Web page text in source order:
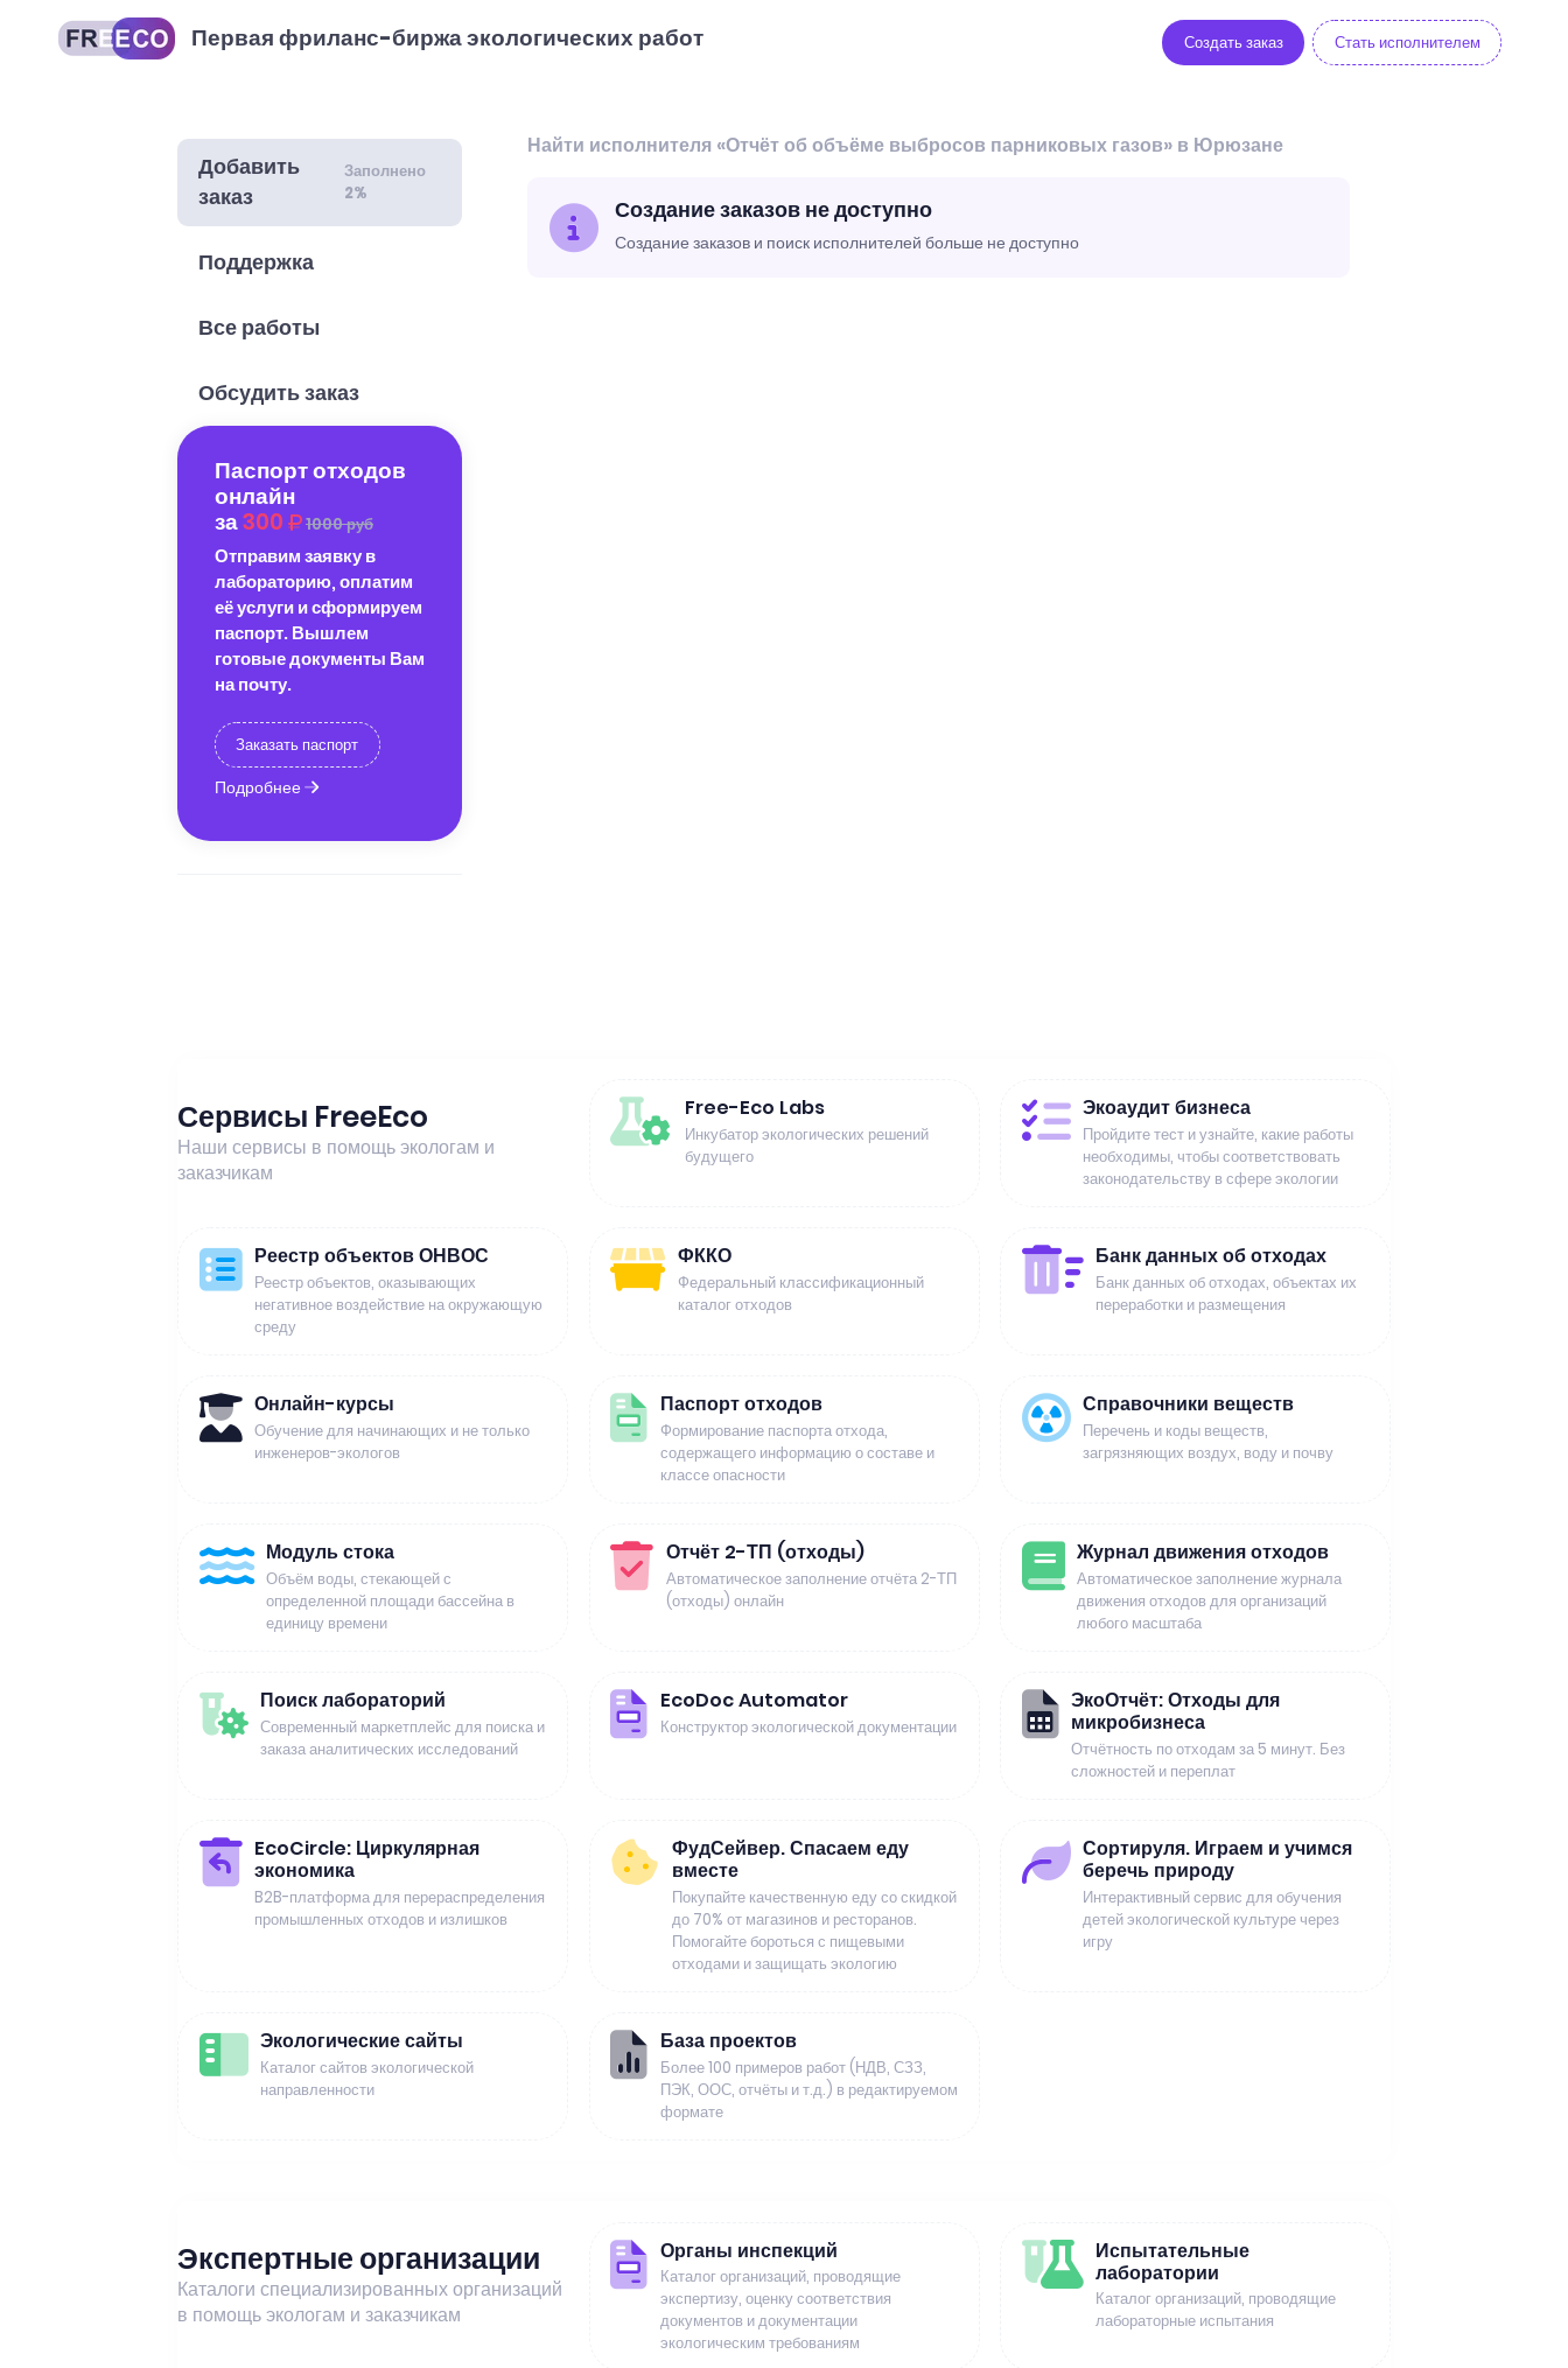
Первая фриланс-биржа экологических работ Создать заказ Стать исполнителем
Добавить
заказ
Заполнено
2%
Поддержка
Все работы
Обсудить заказ
Паспорт отходов
онлайн
за300 1000 руб
Отправим заявку в
лабораторию, оплатим
её услуги и сформируем
паспорт. Вышлем
готовые документы Вам
на почту.
Заказать паспорт
Подробнее
Найти исполнителя «Отчёт об объёме выбросов парниковых газов» в Юрюзане
Создание заказов не доступно
Создание заказов и поиск исполнителей больше не доступно
Сервисы FreeEco
Наши сервисы в помощь экологам и
заказчикам
Free-Eco Labs
Инкубатор экологических решений
будущего
Экоаудит бизнеса
Пройдите тест и узнайте, какие работы
необходимы, чтобы соответствовать
законодательству в сфере экологии
Реестр объектов ОНВОС
Реестр объектов, оказывающих
негативное воздействие на окружающую
среду
ФККО
Федеральный классификационный
каталог отходов
Банк данных об отходах
Банк данных об отходах, объектах их
переработки и размещения
Онлайн-курсы
Обучение для начинающих и не только
инженеров-экологов
Паспорт отходов
Формирование паспорта отхода,
содержащего информацию о составе и
классе опасности
Справочники веществ
Перечень и коды веществ,
загрязняющих воздух, воду и почву
Модуль стока
Объём воды, стекающей с
определенной площади бассейна в
единицу времени
Отчёт 2-ТП (отходы)
Автоматическое заполнение отчёта 2-ТП
(отходы) онлайн
Журнал движения отходов
Автоматическое заполнение журнала
движения отходов для организаций
любого масштаба
Поиск лабораторий
Современный маркетплейс для поиска и
заказа аналитических исследований
EcoDoc Automator
Конструктор экологической документации
ЭкоОтчёт: Отходы для
микробизнеса
Отчётность по отходам за 5 минут. Без
сложностей и переплат
EcoCircle: Циркулярная
экономика
B2B-платформа для перераспределения
промышленных отходов и излишков
ФудСейвер. Спасаем еду
вместе
Покупайте качественную еду со скидкой
до 70% от магазинов и ресторанов.
Помогайте бороться с пищевыми
отходами и защищать экологию
Сортируля. Играем и учимся
беречь природу
Интерактивный сервис для обучения
детей экологической культуре через
игру
Экологические сайты
Каталог сайтов экологической
направленности
База проектов
Более 100 примеров работ (НДВ, СЗЗ,
ПЭК, ООС, отчёты и т.д.) в редактируемом
формате
Экспертные организации
Каталоги специализированных организаций
в помощь экологам и заказчикам
Органы инспекций
Каталог организаций, проводящие
экспертизу, оценку соответствия
документов и документации
экологическим требованиям
Испытательные
лаборатории
Каталог организаций, проводящие
лабораторные испытания